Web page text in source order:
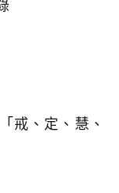
戒、定、慧、